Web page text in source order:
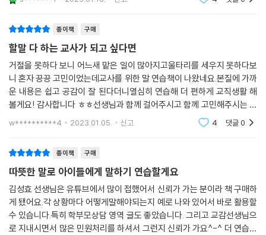
세요
3:2:1 대화법을 활용한 학부모 상담의 기술
긍정적인 이야기 먼저 시작하세요
[한 걸음 더 나아가기] 학부모의 마음을 여는 소통법 3가지
6장. 교사로서 나를 지키고 키우는 성장의 기술
선 넘는 조언은 적당히 무시하세요
있는 것인지를 스스로 판단할 수 있어야 합니다. (중략) 교사는 부드러우
닌 것을 아니라고 말해주는 것이지요. 이 균형을 적절하게 잡아가려 꾸준
히 노력하다 보면 어느 순간 깨닫게 될 겁니다. 아이들이 이미 교사에게 푹
빠져 있고, 좋은 선생이 돼 있다는 것을 말이지요.
---「좋은 선생님이 된다는 것은」중에서
것이 사랑이라
종이책 구매
할말 다 하는 교사가 되고 싶다면
거절을 못하다 보니 어느새 맡은 일이 많아지고울타리를 세우지 못하다보
니 혼자 끙끙 고민이었는데교사를 위한 말 연습책이 나왔네요.본질에 가까
운 내용은 쉽고 공감이 잘 된다더니열심히 연습해 더 편하게 교직생활 해
볼게요! 감사합니다 ㅎㅎ선생님과 함께 걸어주시고 함께 고민해주시는 김
성효 교감선생님 항상 건강하시고 복 많이 받으세요 ^^계묘년 검은 토끼
w**********4 2023.01.05. 신고 4 댓글0
종이책 구매
따뜻한 말로 아이들에게 말하기 연습할게요
김성효 선생님은 유튜브에서 많이 접했어서 신뢰가 가는 분이라 책 구매하
게 됐어요.각 상황마다 어떻게말해야되는지 예로 나와 있어서 바로 활용할
수 있습니다.특히 학부모상담 영역 글도 좋았습니다. 그리고 교감선생님으
로 지내시면서 많은 민원처리를 하셔서 그런지 신뢰가 가요^-^ 더 연습해